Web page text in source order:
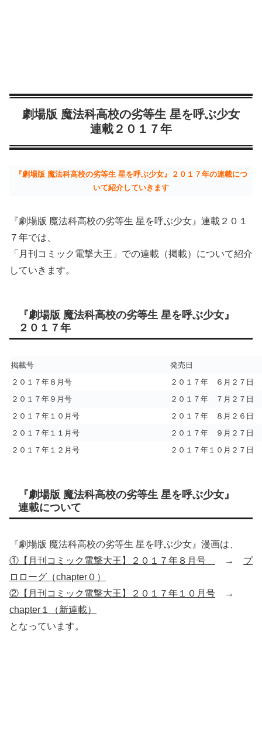
劇場版 魔法科高校の劣等生 星を呼ぶ少女
連載２０１７年
『劇場版 魔法科高校の劣等生 星を呼ぶ少女』２０１７年の連載につ
いて紹介していきます
『劇場版 魔法科高校の劣等生 星を呼ぶ少女』連載２０１
７年では、
「月刊コミック電撃大王」での連載（掲載）について紹介
していきます。
『劇場版 魔法科高校の劣等生 星を呼ぶ少女』
２０１７年
掲載号
発売日
２０１７年８月号
２０１７年 ６月２７日
２０１７年９月号
２０１７年 ７月２７日
２０１７年１０月号
２０１７年 ８月２６日
２０１７年１１月号
２０１７年 ９月２７日
２０１７年１２月号
２０１７年１０月２７日
『劇場版 魔法科高校の劣等生 星を呼ぶ少女』
連載について
『劇場版 魔法科高校の劣等生 星を呼ぶ少女』漫画は、
①【月刊コミック電撃大王】２０１７年８月号
→ プ
ロローグ（chapter０）
②【月刊コミック電撃大王】２０１７年１０月号 →
chapter１（新連載）
となっています。